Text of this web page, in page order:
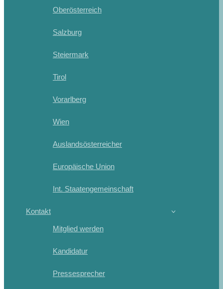
Oberösterreich
Salzburg
Steiermark
Tirol
Vorarlberg
Wien
Auslandsösterreicher
Europäische Union
Int. Staatengemeinschaft
Kontakt
Mitglied werden
Kandidatur
Pressesprecher